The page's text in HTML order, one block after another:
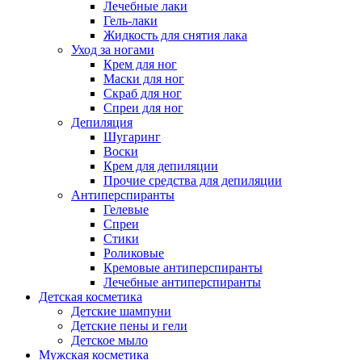
Лечебные лаки
Гель-лаки
Жидкость для снятия лака
Уход за ногами
Крем для ног
Маски для ног
Скраб для ног
Спреи для ног
Депиляция
Шугаринг
Воски
Крем для депиляции
Прочие средства для депиляции
Антиперспиранты
Гелевые
Спреи
Стики
Роликовые
Кремовые антиперспиранты
Лечебные антиперспиранты
Детская косметика
Детские шампуни
Детские пены и гели
Детское мыло
Мужская косметика